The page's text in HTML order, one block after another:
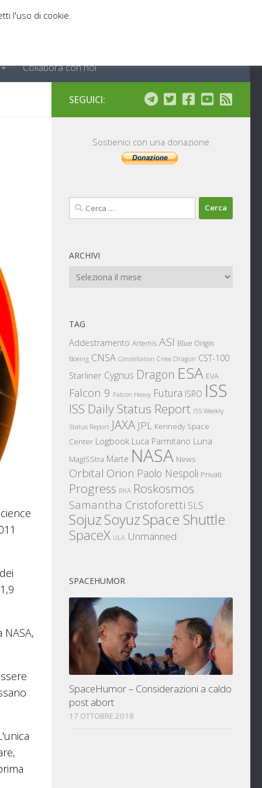
Collabora con noi
SEGUICI:
Sostienici con una donazione
Ricerca
per:
ARCHIVI
Archivi
TAG
Addestramento Artemis ASI Blue Origin
Boeing CNSA Constellation Crew Dragon CST-100
Starliner Cygnus Dragon ESA EVA
Falcon 9 Falcon Heavy Futura ISRO ISS
ISS Daily Status Report ISS Weekly
Status Report JAXA JPL Kennedy Space
Center Logbook Luca Parmitano Luna
MagISStra Marte NASA News
Orbital Orion Paolo Nespoli Privati
Progress RKA Roskosmos
Samantha Cristoforetti SLS
SojuzSoyuzSpace Shuttle
SpaceX ULA Unmanned
SPACEHUMOR
SpaceHumor – Considerazioni a caldo
post abort
17 OTTOBRE 2018
l'uso di cookie.